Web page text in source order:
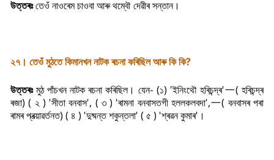
উত্তৰঃতেওঁ নাওৰেম চাওবা আৰু থম্বৌ দেৱীৰ সন্তান।
২৭। তেওঁ মুঠতে কিমানখন নাটক ৰচনা কৰিছিল আৰু কি কি?
উত্তৰঃমুঠ পাঁচখন নাটক ৰচনা কৰিছিল। যেন- (১) 'ইনিংথৌ হৰিচন্দ্ৰ'一( হৰিচন্দ্ৰ
ৰজা) ( ২ ) 'সীতা বনবাস', ( ৩ ) 'ৰামনা বনবাসতগী হললকলবদা',一( বনবাসৰ পৰা
ৰামৰ প্ৰত্য়াৱৰ্তনত) ( ৪ ) 'দুষ্মন্ত শকুন্তলা' ( ৫ ) 'শ্ৰৱন কুমাৰ'।